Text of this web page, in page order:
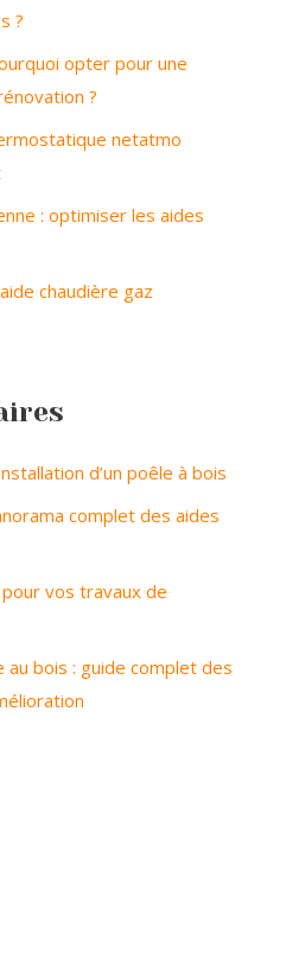
?
opter pour une
?
netatmo
: optimiser les aides
chaudière gaz
d’un poêle à bois
complet des aides
vos travaux de
bois : guide complet des